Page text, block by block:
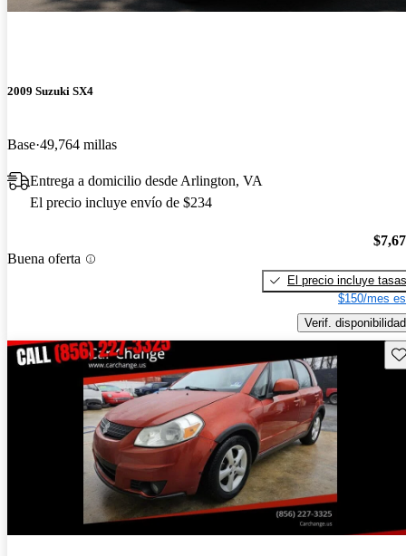
2009 Suzuki SX4
Base 49,764 millas
Entrega a domicilio desde Arlington, VA
El precio incluye envío de $234
Buena oferta
El precio incluye tasas
$150/mes
Verif. disponibilidad